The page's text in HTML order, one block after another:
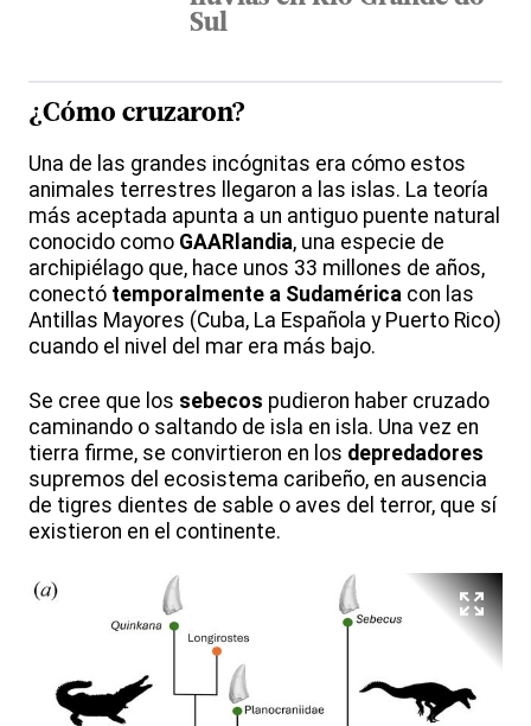
Sul
¿Cómo cruzaron?
Una de las grandes incógnitas era cómo estos
animales terrestres llegaron a las islas. La teoría
más aceptada apunta a un antiguo puente natural
conocido como GAARlandia, una especie de
archipiélago que, hace unos 33 millones de años,
conectó temporalmente a Sudamérica con las
Antillas Mayores (Cuba, La Española y Puerto Rico)
cuando el nivel del mar era más bajo.
Se cree que los sebecos pudieron haber cruzado
caminando o saltando de isla en isla. Una vez en
tierra firme, se convirtieron en los depredadores
supremos del ecosistema caribeño, en ausencia
de tigres dientes de sable o aves del terror, que sí
existieron en el continente.